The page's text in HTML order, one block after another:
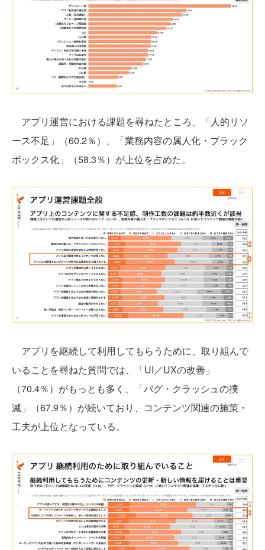
アプリ運営における課題を尋ねたところ、「人的リソ
ース不足」（60.2％）、「業務内容の属人化・ブラック
ボックス化」（58.3％）が上位を占めた。
アプリを継続して利用してもらうために、取り組んで
いることを尋ねた質問では、「UI／UXの改善」
（70.4％）がもっとも多く、「バグ・クラッシュの撲
滅」（67.9％）が続いており、コンテンツ関連の施策・
工夫が上位となっている。